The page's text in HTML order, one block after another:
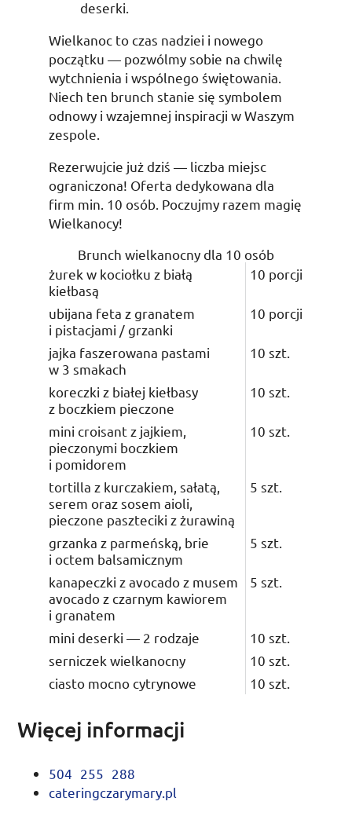
deserki.
Wielkanoc to czas nadziei i nowego
początku — pozwólmy sobie na chwilę
wytchnienia i wspólnego świętowania.
Niech ten brunch stanie się symbolem
odnowy i wzajemnej inspiracji w Waszym
zespole.
Rezerwujcie już dziś — liczba miejsc
ograniczona! Oferta dedykowana dla
firm min. 10 osób. Poczujmy razem magię
Wielkanocy!
Brunch wielkanocny dla 10 osób
żurek w kociołku z białą
kiełbasą
10 porcji
ubijana feta z granatem
i pistacjami / grzanki
10 porcji
jajka faszerowana pastami
w 3 smakach
10 szt.
koreczki z białej kiełbasy
z boczkiem pieczone
10 szt.
mini croisant z jajkiem,
pieczonymi boczkiem
i pomidorem
10 szt.
tortilla z kurczakiem, sałatą,
serem oraz sosem aioli,
pieczone paszteciki z żurawiną
5 szt.
grzanka z parmeńską, brie
i octem balsamicznym
5 szt.
kanapeczki z avocado z musem
avocado z czarnym kawiorem
i granatem
5 szt.
mini deserki — 2 rodzaje 10 szt.
serniczek wielkanocny
10 szt.
ciasto mocno cytrynowe
10 szt.
Więcej informacji
504 255 288
cateringczarymary.pl